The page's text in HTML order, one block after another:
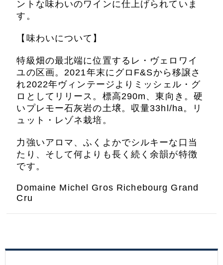
ントな味わいのワインに仕上げられていま
す。
【味わいについて】
特級畑の最北端に位置するレ・ヴェロワイ
ユの区画。2021年末にグロF&Sから移譲さ
れ2022年ヴィンテージよりミッシェル・グ
ロとしてリリース。標高290m、東向き。硬
いプレモー石灰岩の土壌。収量33hl/ha。リ
ュット・レゾネ栽培。
力強いアロマ、ふくよかでシルキーな口当
たり、そして何よりも長く続く余韻が特徴
です。
Domaine Michel Gros Richebourg Grand
Cru